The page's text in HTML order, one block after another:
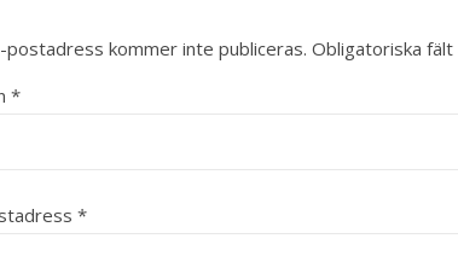
postadress kommer inte publiceras. Obligatoriska fält
*
*